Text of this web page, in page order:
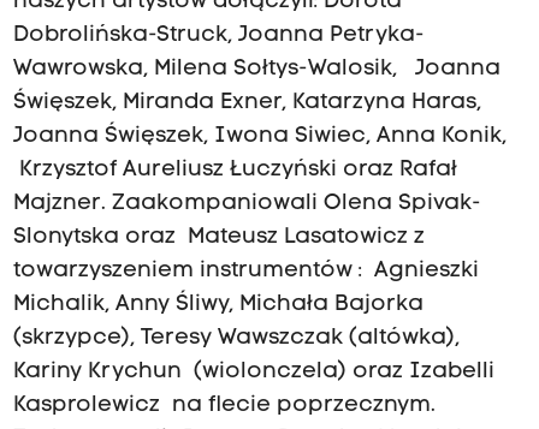
Dobrolińska-Struck, Joanna Petryka-
Wawrowska, Milena Sołtys-Walosik, Joanna
Święszek, Miranda Exner, Katarzyna Haras,
Joanna Święszek, Iwona Siwiec, Anna Konik,
Krzysztof Aureliusz Łuczyński oraz Rafał
Majzner. Zaakompaniowali Olena Spivak-
Slonytska oraz Mateusz Lasatowicz z
towarzyszeniem instrumentów : Agnieszki
Michalik, Anny Śliwy, Michała Bajorka
(skrzypce), Teresy Wawszczak (altówka),
Kariny Krychun (wiolonczela) oraz Izabelli
Kasprolewicz na flecie poprzecznym.